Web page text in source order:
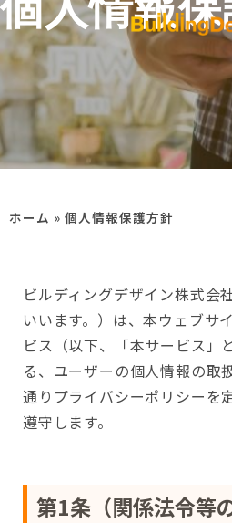
ホーム » 個人情報保護方針
ビルディングデザイン株式会
いいます。）は、本ウェブサ
ビス（以下、「本サービス」
る、ユーザーの個人情報の取
通りプライバシーポリシーを
遵守します。
第1条（関係法令等